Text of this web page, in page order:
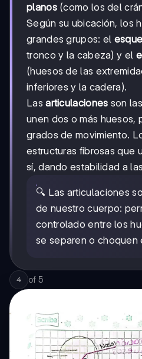
planos(como los del
Según su ubicación, los
grandes grupos: el
tronco y la cabeza) y el
(huesos de las
inferiores y la cadera).
Lasarticulaciones son
unen dos o más huesos,
grados de movimiento.
estructuras fibrosas que
sí, dando estabilidad a
🔍 Las articulaciones
de nuestro cuerpo:
controlado entre los
se separen o choquen
4 of 5